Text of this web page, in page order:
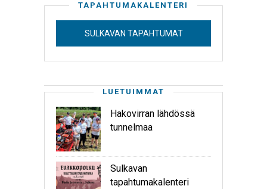
TAPAHTUMAKALENTERI
SULKAVAN TAPAHTUMAT
LUETUIMMAT
Hakovirran lähdössä
tunnelmaa
Sulkavan
tapahtumakalenteri